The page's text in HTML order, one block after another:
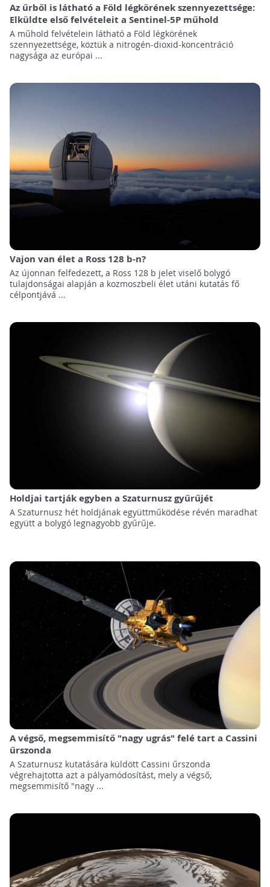
Az űrből is látható a Föld légkörének szennyezettsége:
Elküldte első felvételeit a Sentinel-5P műhold
A műhold felvételein látható a Föld légkörének
szennyezettsége, köztük a nitrogén-dioxid-koncentráció
nagysága az európai ...
Vajon van élet a Ross 128 b-n?
Az újonnan felfedezett, a Ross 128 b jelet viselő bolygó
tulajdonságai alapján a kozmoszbeli élet utáni kutatás fő
célpontjává ...
Holdjai tartják egyben a Szaturnusz gyűrűjét
A Szaturnusz hét holdjának együttműködése révén maradhat
együtt a bolygó legnagyobb gyűrűje.
A végső, megsemmisítő "nagy ugrás" felé tart a Cassini
űrszonda
A Szaturnusz kutatására küldött Cassini űrszonda
végrehajtotta azt a pályamódosítást, mely a végső,
megsemmisítő "nagy ...